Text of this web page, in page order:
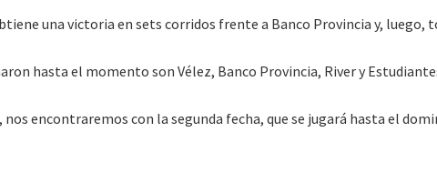
una victoria en sets corridos frente a Banco Provincia y,
hasta el momento son Vélez, Banco Provincia, River y
nos encontraremos con la segunda fecha, que se jugará hasta el